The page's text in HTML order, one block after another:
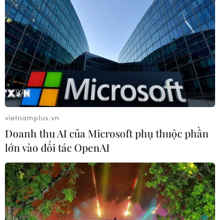
xin nối lại các cuộc đàm
phán hòa bình với phía
Mỹ.
NGHE
luận về các vấn đề hiện
tại, bao gồm cả tình hình
xung quanh Iran.
NGHE
Bệnh viện Đức Giang
lên tiếng về clip 2 cô gái
Iran và Oman đạt tiến
triển trong đàm phán về
vietnamplus.vn
Doanh thu AI của Microsoft phụ thuộc phần
lớn vào đối tác OpenAI